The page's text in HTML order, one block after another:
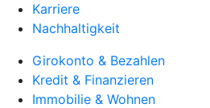
Karriere
Nachhaltigkeit
Girokonto & Bezahlen
Kredit & Finanzieren
Immobilie & Wohnen